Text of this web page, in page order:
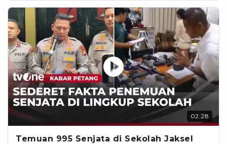
02:28
Temuan 995 Senjata di Sekolah Jaksel